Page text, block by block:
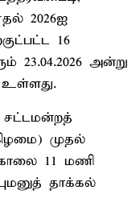
2026ஐ
16
23.04.2026 அன்று
சட்டமன்றத்
முதல்
காலை 11 மணி
தாக்கல்